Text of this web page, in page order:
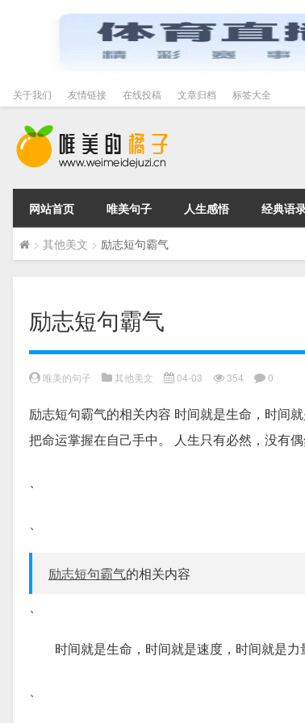
关于我们 友情链接 在线投稿 文章归档 标签大全
网站首页 唯美句子 人生感悟 经典语
> 其他美文 > 励志短句霸气
励志短句霸气
唯美的句子 其他美文 04-03 354 0
励志短句霸气的相关内容 时间就是生命，时间
把命运掌握在自己手中。 人生只有必然，没有
、
、
励志短句霸气的相关内容
、
时间就是生命，时间就是速度，时间就是力
、